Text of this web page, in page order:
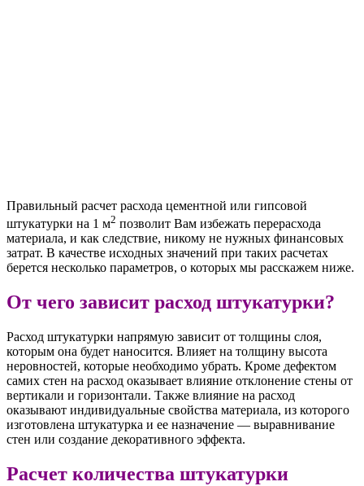
Правильный расчет расхода цементной или гипсовой
штукатурки на 1 м2 позволит Вам избежать перерасхода
материала, и как следствие, никому не нужных финансовых
затрат. В качестве исходных значений при таких расчетах
берется несколько параметров, о которых мы расскажем ниже.
От чего зависит расход штукатурки?
Расход штукатурки напрямую зависит от толщины слоя,
которым она будет наносится. Влияет на толщину высота
неровностей, которые необходимо убрать. Кроме дефектом
самих стен на расход оказывает влияние отклонение стены от
вертикали и горизонтали. Также влияние на расход
оказывают индивидуальные свойства материала, из которого
изготовлена штукатурка и ее назначение — выравнивание
стен или создание декоративного эффекта.
Расчет количества штукатурки